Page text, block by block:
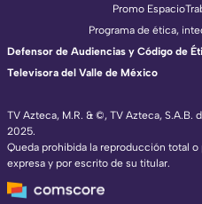
TV Azteca, M.R. & ©, TV Azteca, S.A.B.
2025.
Queda prohibida la reproducción total
expresa y por escrito de su titular.
Promo Espacio
Programa de ética,
Defensor de Audiencias y Código de
Televisora del Valle de México